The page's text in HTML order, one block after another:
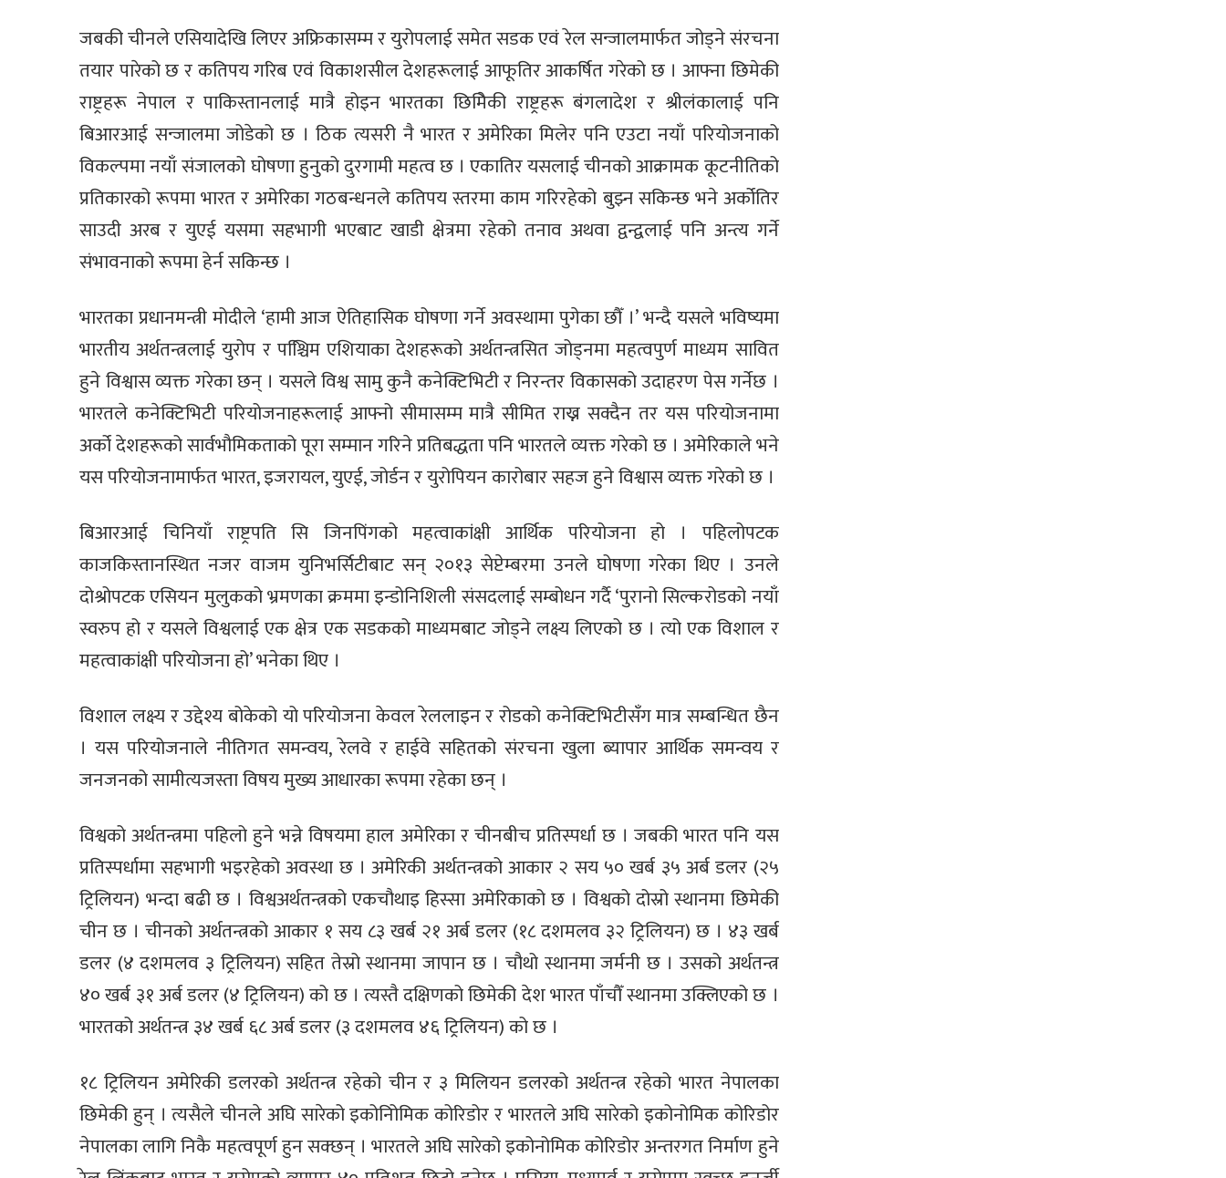
जबकी चीनले एसियादेखि लिएर अफ्रिकासम्म र युरोपलाई समेत सडक एवं रेल सन्जालमार्फत जोड्ने संरचना
तयार पारेको छ र कतिपय गरिब एवं विकाशसील देशहरूलाई आफूतिर आकर्षित गरेको छ । आफ्ना छिमेकी
राष्ट्रहरू नेपाल र पाकिस्तानलाई मात्रै होइन भारतका छिमिेकी राष्ट्रहरू बंगलादेश र श्रीलंकालाई पनि
बिआरआई सन्जालमा जोडेको छ । ठिक त्यसरी नै भारत र अमेरिका मिलेर पनि एउटा नयाँ परियोजनाको
विकल्पमा नयाँ संजालको घोषणा हुनुको दुरगामी महत्व छ । एकातिर यसलाई चीनको आक्रामक कूटनीतिको
प्रतिकारको रूपमा भारत र अमेरिका गठबन्धनले कतिपय स्तरमा काम गरिरहेको बुझ्न सकिन्छ भने अर्कोतिर
साउदी अरब र युएई यसमा सहभागी भएबाट खाडी क्षेत्रमा रहेको तनाव अथवा द्वन्द्वलाई पनि अन्त्य गर्ने
संभावनाको रूपमा हेर्न सकिन्छ ।
भारतका प्रधानमन्त्री मोदीले ‘हामी आज ऐतिहासिक घोषणा गर्ने अवस्थामा पुगेका छौँ ।’ भन्दै यसले भविष्यमा
भारतीय अर्थतन्त्रलाई युरोप र पश्चििम एशियाका देशहरूको अर्थतन्त्रसित जोड्नमा महत्वपुर्ण माध्यम सावित
हुने विश्वास व्यक्त गरेका छन् । यसले विश्व सामु कुनै कनेक्टिभिटी र निरन्तर विकासको उदाहरण पेस गर्नेछ ।
भारतले कनेक्टिभिटी परियोजनाहरूलाई आफ्नो सीमासम्म मात्रै सीमित राख्न सक्दैन तर यस परियोजनामा
अर्को देशहरूको सार्वभौमिकताको पूरा सम्मान गरिने प्रतिबद्धता पनि भारतले व्यक्त गरेको छ । अमेरिकाले भने
यस परियोजनामार्फत भारत, इजरायल, युएई, जोर्डन र युरोपियन कारोबार सहज हुने विश्वास व्यक्त गरेको छ ।
बिआरआई चिनियाँ राष्ट्रपति सि जिनपिंगको महत्वाकांक्षी आर्थिक परियोजना हो । पहिलोपटक
काजकिस्तानस्थित नजर वाजम युनिभर्सिटीबाट सन् २०१३ सेप्टेम्बरमा उनले घोषणा गरेका थिए । उनले
दोश्रोपटक एसियन मुलुकको भ्रमणका क्रममा इन्डोनिशिली संसदलाई सम्बोधन गर्दै ‘पुरानो सिल्करोडको नयाँ
स्वरुप हो र यसले विश्वलाई एक क्षेत्र एक सडकको माध्यमबाट जोड्ने लक्ष्य लिएको छ । त्यो एक विशाल र
महत्वाकांक्षी परियोजना हो’ भनेका थिए ।
विशाल लक्ष्य र उद्देश्य बोकेको यो परियोजना केवल रेललाइन र रोडको कनेक्टिभिटीसँग मात्र सम्बन्धित छैन
। यस परियोजनाले नीतिगत समन्वय, रेलवे र हाईवे सहितको संरचना खुला ब्यापार आर्थिक समन्वय र
जनजनको सामीत्यजस्ता विषय मुख्य आधारका रूपमा रहेका छन् ।
विश्वको अर्थतन्त्रमा पहिलो हुने भन्ने विषयमा हाल अमेरिका र चीनबीच प्रतिस्पर्धा छ । जबकी भारत पनि यस
प्रतिस्पर्धामा सहभागी भइरहेको अवस्था छ । अमेरिकी अर्थतन्त्रको आकार २ सय ५० खर्ब ३५ अर्ब डलर (२५
ट्रिलियन) भन्दा बढी छ । विश्वअर्थतन्त्रको एकचौथाइ हिस्सा अमेरिकाको छ । विश्वको दोस्रो स्थानमा छिमेकी
चीन छ । चीनको अर्थतन्त्रको आकार १ सय ८३ खर्ब २१ अर्ब डलर (१८ दशमलव ३२ ट्रिलियन) छ । ४३ खर्ब
डलर (४ दशमलव ३ ट्रिलियन) सहित तेस्रो स्थानमा जापान छ । चौथो स्थानमा जर्मनी छ । उसको अर्थतन्त्र
४० खर्ब ३१ अर्ब डलर (४ ट्रिलियन) को छ । त्यस्तै दक्षिणको छिमेकी देश भारत पाँचौँ स्थानमा उक्लिएको छ ।
भारतको अर्थतन्त्र ३४ खर्ब ६८ अर्ब डलर (३ दशमलव ४६ ट्रिलियन) को छ ।
१८ ट्रिलियन अमेरिकी डलरको अर्थतन्त्र रहेको चीन र ३ मिलियन डलरको अर्थतन्त्र रहेको भारत नेपालका
छिमेकी हुन् । त्यसैले चीनले अघि सारेको इकोनिोमिक कोरिडोर र भारतले अघि सारेको इकोनोमिक कोरिडोर
नेपालका लागि निकै महत्वपूर्ण हुन सक्छन् । भारतले अघि सारेको इकोनोमिक कोरिडोर अन्तरगत निर्माण हुने